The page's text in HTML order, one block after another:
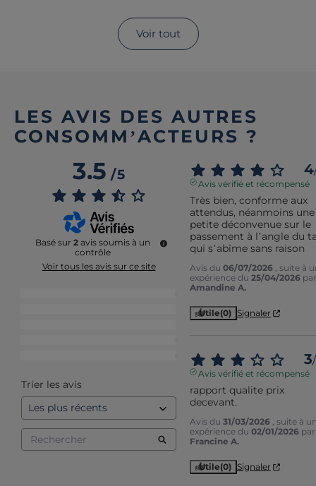
Voir tout
LES AVIS DES AUTRES
CONSOMM’ACTEURS ?
3.5/5
Basé sur 2 avis soumis à un
contrôle
Voir tous les avis sur ce site
0
0
0
Trier les avis
4
Avis vérifié et récompensé
Très bien, conforme aux
attendus, néanmoins une
petite déconvenue sur le
passement à l’angle du
qui s’abîme sans raison
Avis du 06/07/2026 , suite à
expérience du 25/04/2026 par
Amandine A.
Utile(0) Signaler
3/
Avis vérifié et récompensé
rapport qualite prix
decevant.
Avis du 31/03/2026 , suite à
expérience du 02/01/2026 par
Francine A.
Utile(0) Signaler